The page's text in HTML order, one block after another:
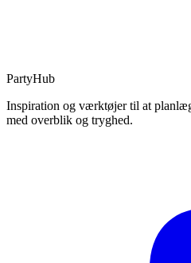
PartyHub
Inspiration og værktøjer til at
med overblik og tryghed.